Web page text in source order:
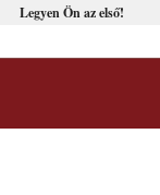
Legyen Ön az első!